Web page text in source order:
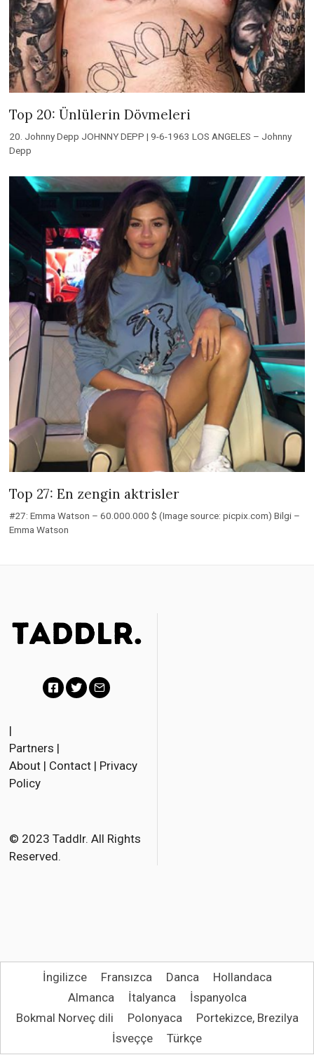
Top 20: Ünlülerin Dövmeleri
20. Johnny Depp JOHNNY DEPP | 9-6-1963 LOS ANGELES – Johnny
Depp
Top 27: En zengin aktrisler
#27: Emma Watson – 60.000.000 $ (Image source: picpix.com) Bilgi –
Emma Watson
c
e
o
k
t
r
i
|
Partners |
About | Contact | Privacy
Policy
© 2023 Taddlr. All Rights
Reserved.
İngilizce Fransızca Danca
Hollandaca
Almanca
İtalyanca
İspanyolca
Bokmal Norveç dili
Polonyaca
Portekizce, Brezilya
İsveççe
Türkçe